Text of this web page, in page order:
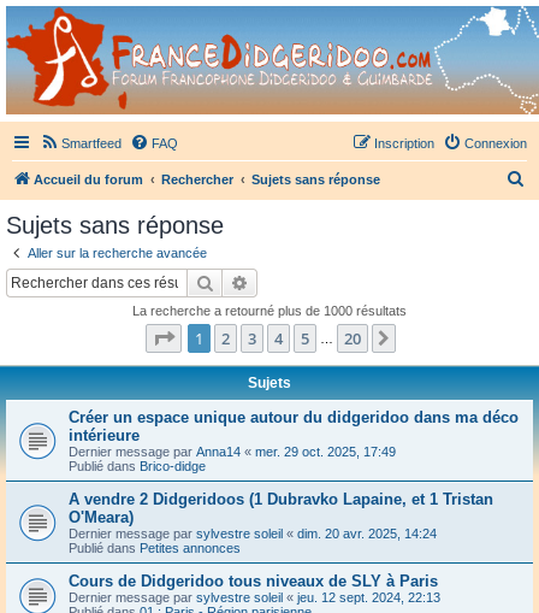
France Didgeridoo
Didgeridoo et Guimbarde sur France Didgeridoo - retrouvez la communauté.
Smartfeed FAQ Connexion
Inscription
Accueil du forum Rechercher Sujets sans réponse
Sujets sans réponse
Aller sur la recherche avancée
Rechercher
La recherche a retourné plus de 1000 résultats
Page 1sur20
1 2 3 4 5 20
Sujets
Créer un espace unique autour du didgeridoo dans ma déco
intérieure
Dernier message par Anna14 « mer. 29 oct. 2025, 17:49
Publié dans Brico-didge
A vendre 2 Didgeridoos (1 Dubravko Lapaine, et 1 Tristan
O'Meara)
Dernier message par sylvestre soleil « dim. 20 avr. 2025, 14:24
Publié dans Petites annonces
Cours de Didgeridoo tous niveaux de SLY à Paris
Dernier message par sylvestre soleil « jeu. 12 sept. 2024, 22:13